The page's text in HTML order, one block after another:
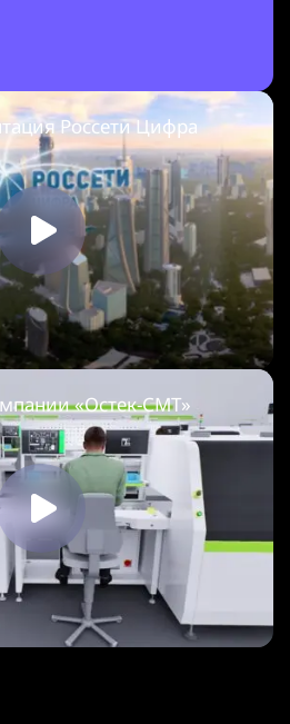
Россети Цифра
«Остек-СМТ»